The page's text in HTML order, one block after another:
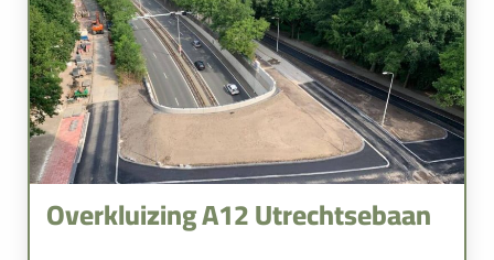
Overkluizing A12 Utrechtsebaan